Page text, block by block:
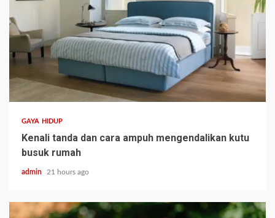
GAYA HIDUP
Kenali tanda dan cara ampuh mengendalikan kutu
busuk rumah
admin 21 hours ago